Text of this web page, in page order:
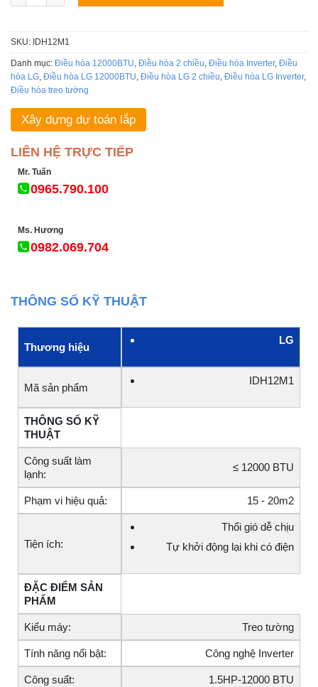
SKU: IDH12M1
Danh mục: Điều hòa 12000BTU Điều hòa 2 chiều Điều hòa Inverter, Điều
hòa LG Điều hòa LG 12000BTU Điều hòa LG 2 chiều Điều hòa LG Inverter,
Điều hòa treo tường
Xây dựng dự toán lắp
LIÊN HỆ TRỰC TIẾP
Mr. Tuấn
0965.790.100
Ms. Hương
0982.069.704
THÔNG SỐ KỸ THUẬT
Thương hiệu
LG
Mã sản phẩm
IDH12M1
THÔNG SỐ KỸ
THUẬT
Công suất làm
lạnh:
≤ 12000 BTU
Phạm vi hiệu quả: 15 - 20m2
Tiện ích:
Thổi gió dễ chịu
Tự khởi động lại khi có điện
ĐẶC ĐIỂM SẢN
PHẨM
Kiểu máy: Treo tường
Tính năng nổi bật: Công nghệ Inverter
Công suất: 1.5HP-12000 BTU